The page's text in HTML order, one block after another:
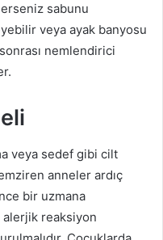
sabunu
veya ayak banyosu
nemlendirici
veya sedef gibi cilt
anneler ardıç
bir uzmana
alerjik reaksiyon